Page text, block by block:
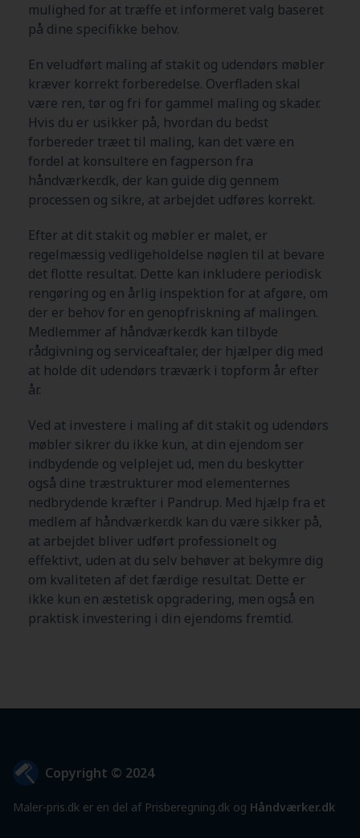
mulighed for at træffe et informeret valg baseret
på dine specifikke behov.
En veludført maling af stakit og udendørs møbler
kræver korrekt forberedelse. Overfladen skal
være ren, tør og fri for gammel maling og skader.
Hvis du er usikker på, hvordan du bedst
forbereder træet til maling, kan det være en
fordel at konsultere en fagperson fra
håndværker.dk, der kan guide dig gennem
processen og sikre, at arbejdet udføres korrekt.
Efter at dit stakit og møbler er malet, er
regelmæssig vedligeholdelse nøglen til at bevare
det flotte resultat. Dette kan inkludere periodisk
rengøring og en årlig inspektion for at afgøre, om
der er behov for en genopfriskning af malingen.
Medlemmer af håndværker.dk kan tilbyde
rådgivning og serviceaftaler, der hjælper dig med
at holde dit udendørs træværk i topform år efter
år.
Ved at investere i maling af dit stakit og udendørs
møbler sikrer du ikke kun, at din ejendom ser
indbydende og velplejet ud, men du beskytter
også dine træstrukturer mod elementernes
nedbrydende kræfter i Pandrup. Med hjælp fra et
medlem af håndværker.dk kan du være sikker på,
at arbejdet bliver udført professionelt og
effektivt, uden at du selv behøver at bekymre dig
om kvaliteten af det færdige resultat. Dette er
ikke kun en æstetisk opgradering, men også en
praktisk investering i din ejendoms fremtid.
Copyright © 2024
Maler-pris.dk er en del af Prisberegning.dk og Håndværker.dk